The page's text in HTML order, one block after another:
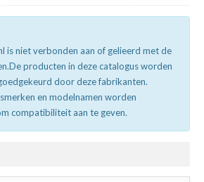
is niet verbonden aan of gelieerd met de
producten in deze catalogus worden
door deze fabrikanten.
en modelnamen worden
compatibiliteit aan te geven.